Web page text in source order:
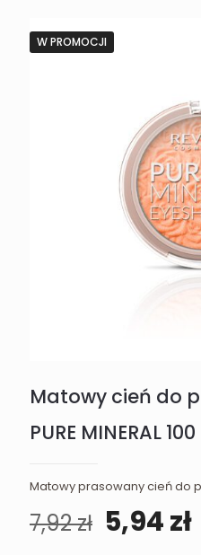
W PROMOCJI
Matowy cień do
PURE MINERAL 100
Matowy prasowany cień do
7,92zł 5,94zł